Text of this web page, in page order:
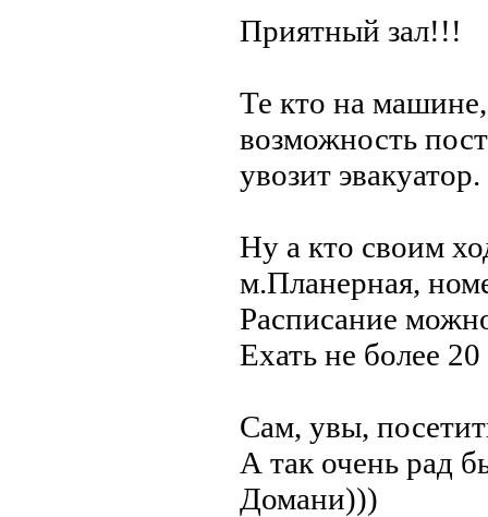
Приятный зал!!!
Те кто на
возможность
увозит эвакуатор.
Ну а кто своим
м.Планерная,
Расписание
Ехать не более
Сам, увы,
А так очень рад
Домани)))